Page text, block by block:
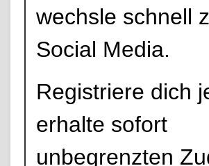
wechsle schnell
Social Media.
Registriere dich
erhalte sofort
unbegrenzten